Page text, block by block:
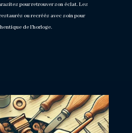
pour retrouver son éclat. Les
ou recréés avec soin pour
de l’horloge.